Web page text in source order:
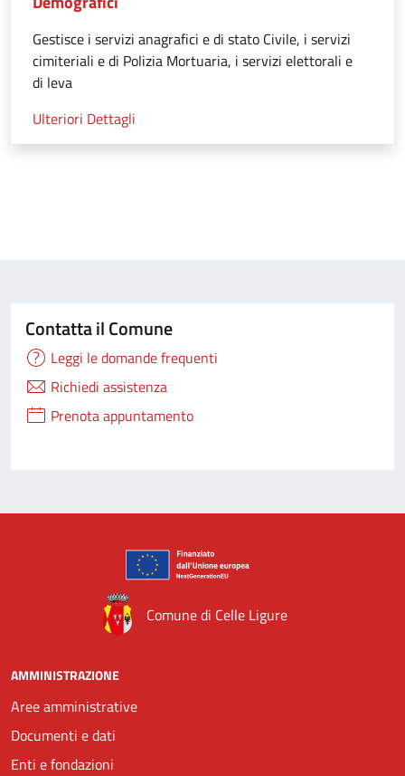
Gestisce i servizi anagrafici e di stato Civile, i servizi
cimiteriali e di Polizia Mortuaria, i servizi elettorali e
di leva
Ulteriori Dettagli
Contatta il Comune
Leggi le domande frequenti
Richiedi assistenza
Prenota appuntamento
Comune di Celle Ligure
AMMINISTRAZIONE
Aree amministrative
Documenti e dati
Enti e fondazioni